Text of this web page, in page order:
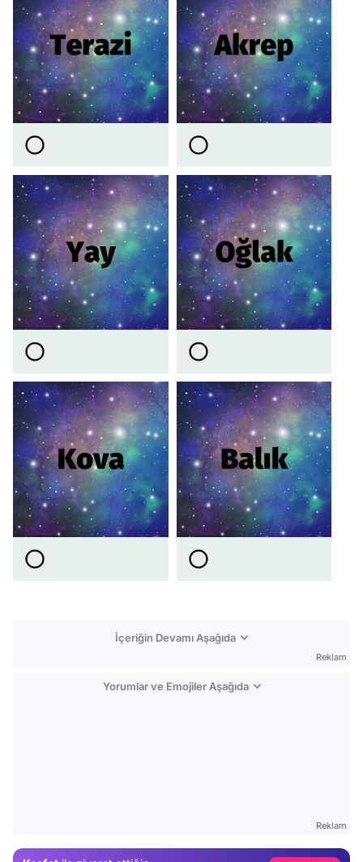
İçeriğin Devamı Aşağıda
Reklam
Yorumlar ve Emojiler Aşağıda
Reklam